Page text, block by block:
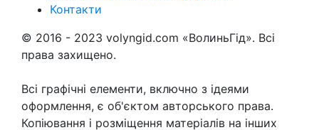
Контакти
© 2016 - 2023 volyngid.com «ВолиньГід». Всі
права захищено.
Всі графічні елементи, включно з ідеями
оформлення, є об'єктом авторського права.
Копіювання і розміщення матеріалів на інших